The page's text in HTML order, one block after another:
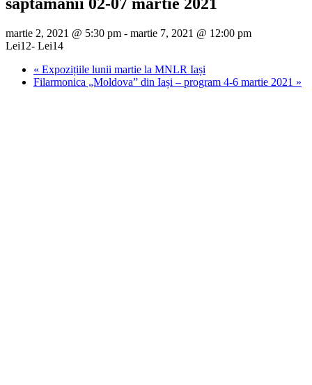
martie 2, 2021 @ 5:30 pm - martie 7, 2021 @ 12:00 pm
Lei12- Lei14
« Expozițiile lunii martie la MNLR Iași
Filarmonica „Moldova” din Iași – program 4-6 martie 2021 »